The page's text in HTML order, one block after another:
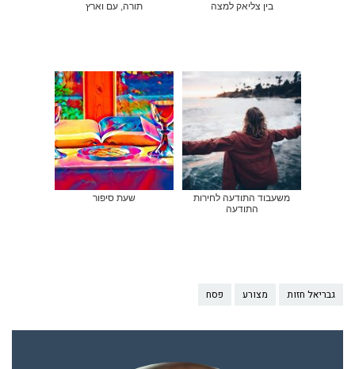
בין צליאק למצה תורה, עם וארץ
משעבוד התודעה לחירות
התודעה
שעת סיפור
גבריאל חזות מצורע פסח